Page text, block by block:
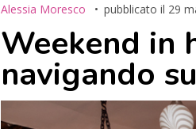
Alessia Moresco pubblicato il 29
Weekend in
navigando